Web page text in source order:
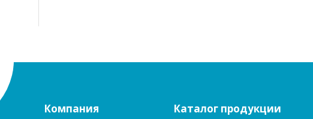
Компания Каталог продукции